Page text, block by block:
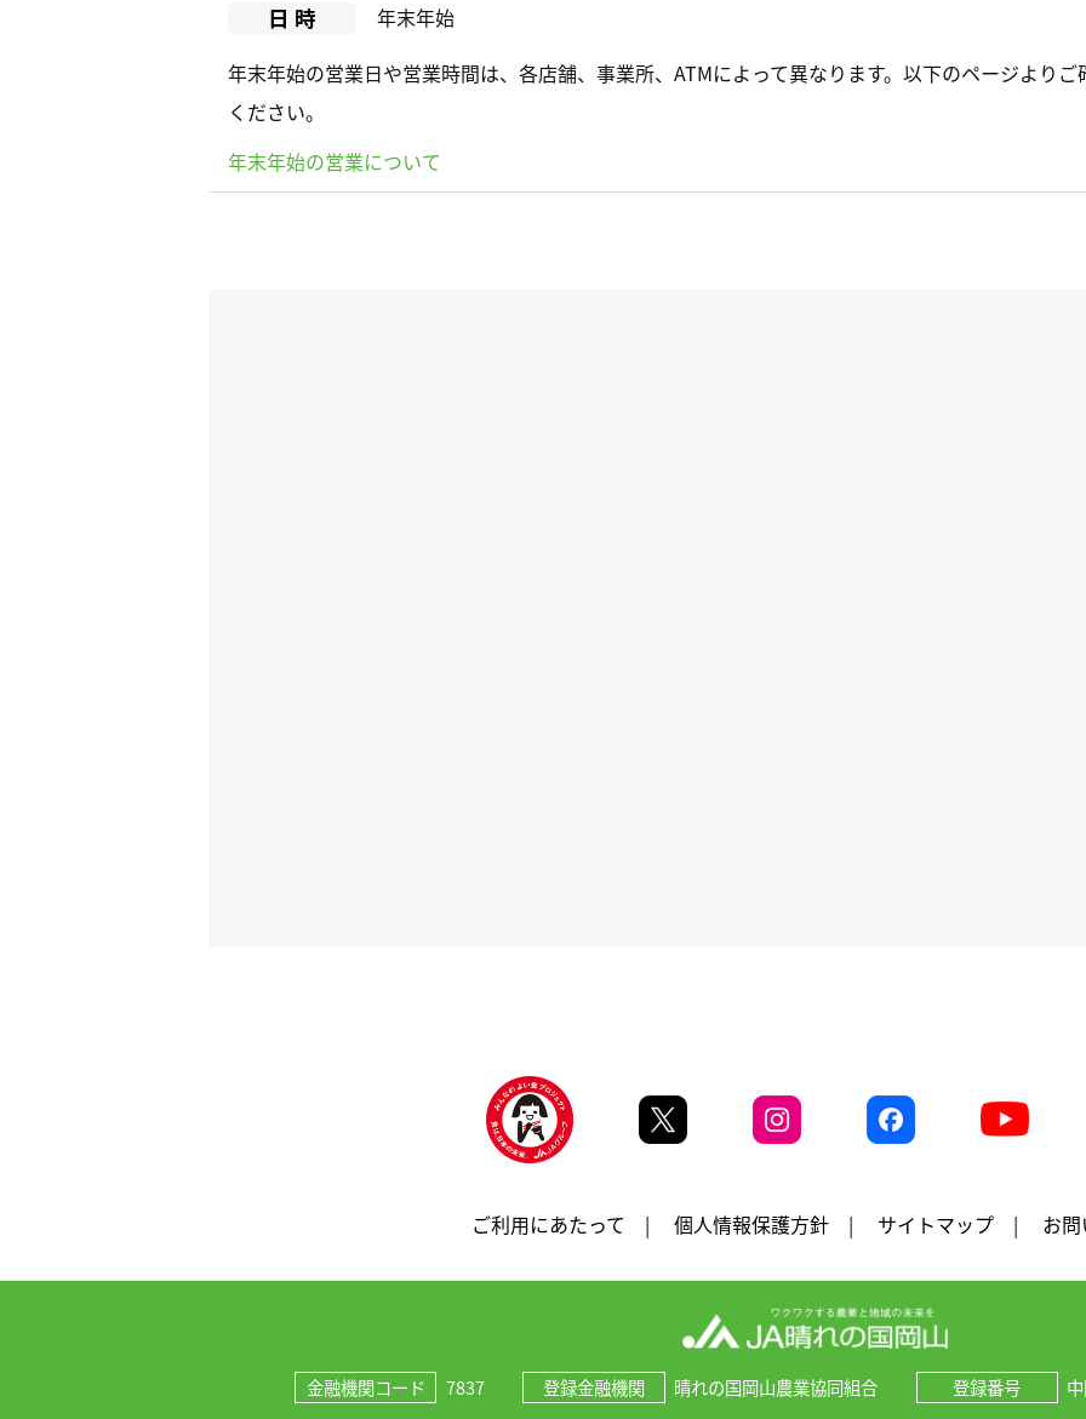
日 時
年末年始
年末年始の営業日や営業時間は、各店舗、事業所、ATMによって異なります。以下のページよりご
ください。
年末年始の営業について
ご利用にあたって | 個人情報保護方針| サイトマップ| お
金融機関コード 7837 登録金融機関 晴れの国岡山農業協同組合 登録番号